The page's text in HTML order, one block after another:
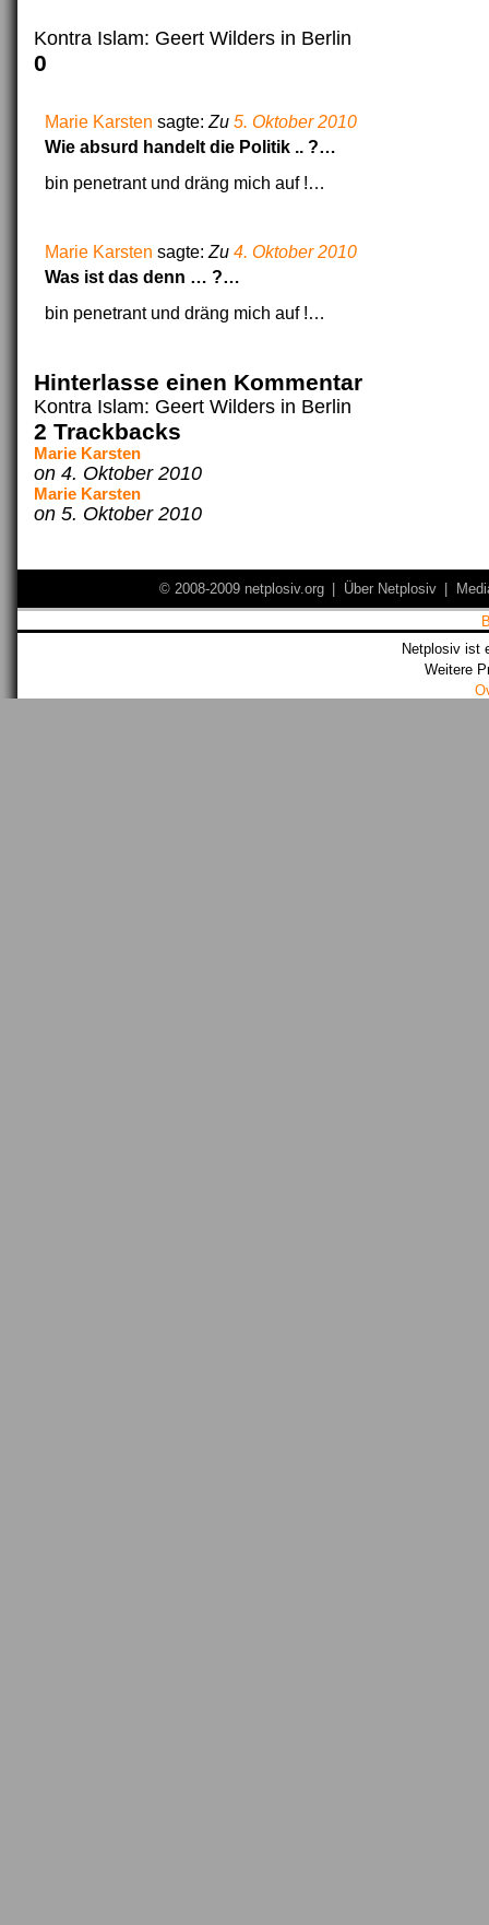
Kontra Islam: Geert Wilders in Berlin
0
Marie Karsten sagte: Zu 5. Oktober 2010
Wie absurd handelt die Politik .. ?…
bin penetrant und dräng mich auf !…
Marie Karsten sagte: Zu 4. Oktober 2010
Was ist das denn … ?…
bin penetrant und dräng mich auf !…
Hinterlasse einen Kommentar
Kontra Islam: Geert Wilders in Berlin
2 Trackbacks
Marie Karsten
on 4. Oktober 2010
Marie Karsten
on 5. Oktober 2010
© 2008-2009 netplosiv.org Über Netplosiv
Netplosiv ist
Weitere